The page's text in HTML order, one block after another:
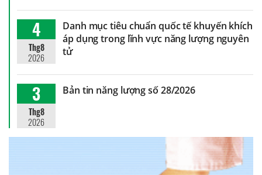
4
Thg8
2026
Danh mục tiêu chuẩn quốc tế khuyến khích
áp dụng trong lĩnh vực năng lượng nguyên
tử
3
Thg8
2026
Bản tin năng lượng số 28/2026